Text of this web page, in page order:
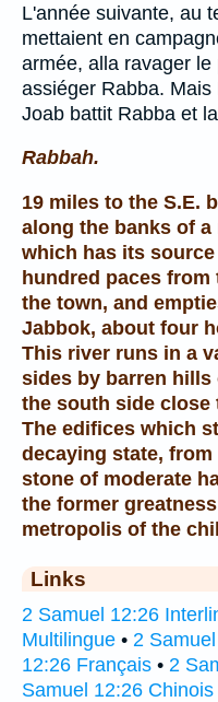
L'année suivante, au
mettaient en
armée, alla ravager
assiéger Rabba.
Joab battit Rabba et
Rabbah.
19 miles to the S.E.
along the banks of
which has its
hundred paces
the town, and
Jabbok, about four
This river runs in a
sides by barren
the south side close
The edifices which
decaying state,
stone of moderate
the former
metropolis of the
Links
2 Samuel 12:26
Multilingue • 2
12:26 Français • 2
Samuel 12:26 Chinois